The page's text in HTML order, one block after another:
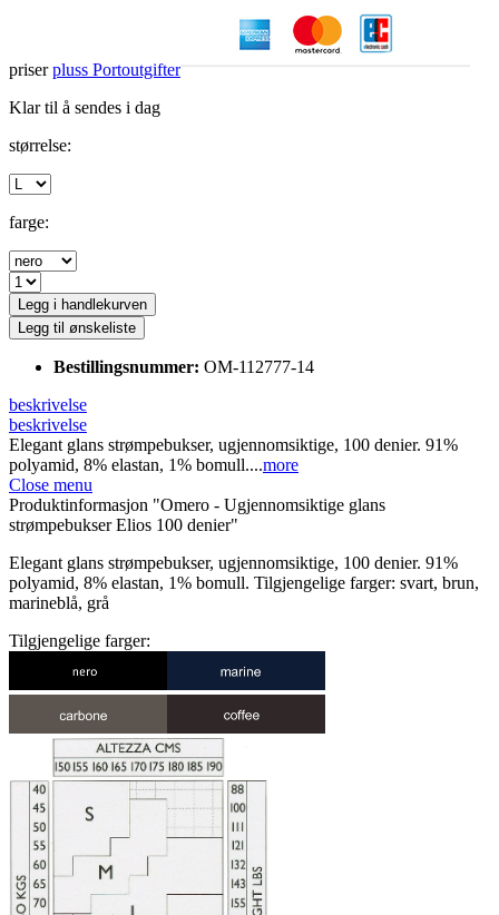
priserpluss Portoutgifter
Klar til å sendes i dag
størrelse:
farge:
Legg i handlekurven
Legg til ønskeliste
Bestillingsnummer: OM-112777-14
beskrivelse
beskrivelse
Elegant glans strømpebukser, ugjennomsiktige, 100 denier. 91%
polyamid, 8% elastan, 1% bomull....more
Close menu
Produktinformasjon "Omero - Ugjennomsiktige glans
strømpebukser Elios 100 denier"
Elegant glans strømpebukser, ugjennomsiktige, 100 denier. 91%
polyamid, 8% elastan, 1% bomull. Tilgjengelige farger: svart, brun,
marineblå, grå
Tilgjengelige farger: